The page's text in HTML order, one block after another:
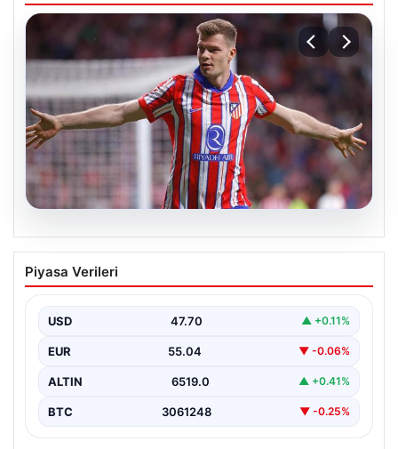
Sörloth Transfer Yarışında Fenerbahçe
ve Beşiktaş Mücadelesi
sahne olurken, Süper Lig’in iki büyük devi,…
Piyasa Verileri
USD 47.70 ▲ +0.11%
EUR 55.04 ▼ -0.06%
ALTIN 6519.0 ▲ +0.41%
BTC 3061248 ▼ -0.25%